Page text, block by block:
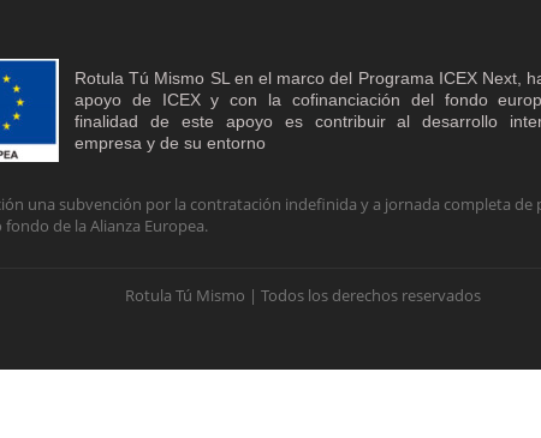
Rotula Tú Mismo SL en el marco del Programa ICEX Next,
apoyo de ICEX y con la cofinanciación del fondo
finalidad de este apoyo es contribuir al desarrollo
empresa y de su entorno
una subvención por la contratación indefinida y a jornada completa
fondo de la Alianza Europea.
Rotula Tú Mismo | Todos los derechos reservados